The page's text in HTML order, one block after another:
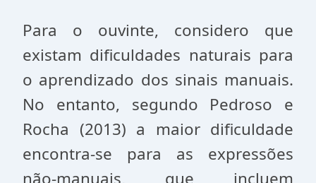
Para o ouvinte, considero que
existam dificuldades naturais para
o aprendizado dos sinais manuais.
No entanto, segundo Pedroso e
Rocha (2013) a maior dificuldade
encontra-se para as expressões
não-manuais, que incluem